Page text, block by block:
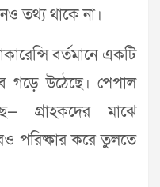
তথ্য থাকে না।
বর্তমানে একটি
গড়ে উঠেছে। পেপাল
গ্রাহকদের মাঝে
পরিষ্কার করে তুলতে